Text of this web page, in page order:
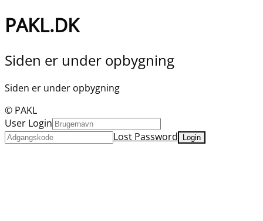
PAKL.DK
Siden er under opbygning
Siden er under opbygning
© PAKL
User Login
Lost Password